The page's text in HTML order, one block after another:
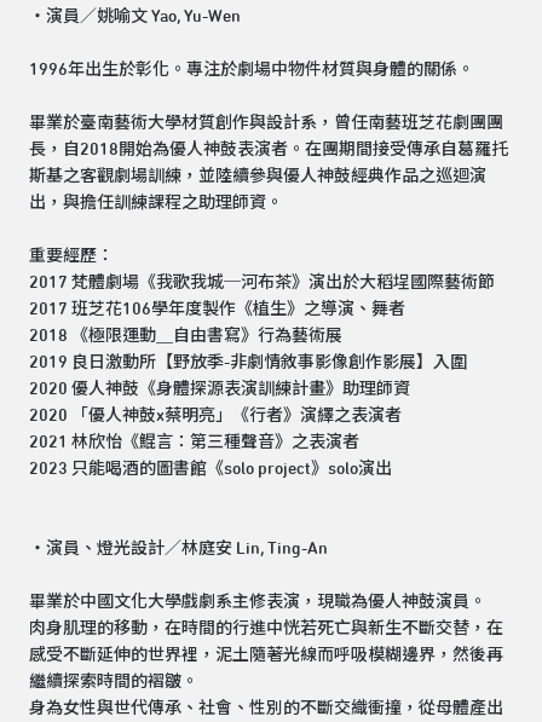
・演員／姚喻文 Yao, Yu-Wen
1996年出生於彰化。專注於劇場中物件材質與身體的關係。
畢業於臺南藝術大學材質創作與設計系，曾任南藝班芝花劇團團
長，自2018開始為優人神鼓表演者。在團期間接受傳承自葛羅托
斯基之客觀劇場訓練，並陸續參與優人神鼓經典作品之巡迴演
出，與擔任訓練課程之助理師資。
重要經歷：
2017 梵體劇場《我歌我城─河布茶》演出於大稻埕國際藝術節
2017 班芝花106學年度製作《植生》之導演、舞者
2018 《極限運動＿自由書寫》行為藝術展
2019 良日激動所【野放季-非劇情敘事影像創作影展】入圍
2020 優人神鼓《身體探源表演訓練計畫》助理師資
2020 「優人神鼓x蔡明亮」《行者》演繹之表演者
2021 林欣怡《鯤言：第三種聲音》之表演者
2023 只能喝酒的圖書館《solo project》solo演出
・演員、燈光設計／林庭安 Lin, Ting-An
畢業於中國文化大學戲劇系主修表演，現職為優人神鼓演員。
肉身肌理的移動，在時間的行進中恍若死亡與新生不斷交替，在
感受不斷延伸的世界裡，泥土隨著光線而呼吸模糊邊界，然後再
繼續探索時間的褶皺。
身為女性與世代傳承、社會、性別的不斷交織衝撞，從母體產出